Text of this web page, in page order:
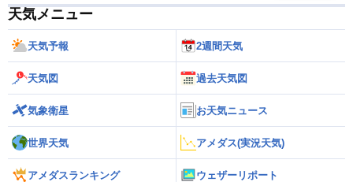
天気メニュー
天気予報 2週間天気
天気図 過去天気図
気象衛星 お天気ニュース
世界天気 アメダス(実況天気)
アメダスランキング ウェザーリポート